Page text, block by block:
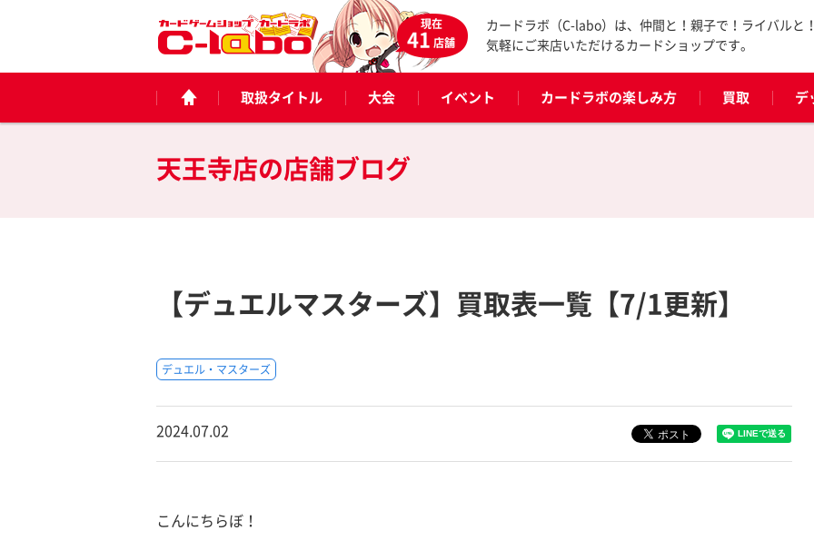
現在
41店舗
カードラボ（C-labo）は、仲間と！親子で！ライバルと
気軽にご来店いただけるカードショップです。
取扱タイトル 大会 イベント カードラボの楽しみ方 買取 デ
天王寺店の店舗ブログ
【デュエルマスターズ】買取表一覧【7/1更新】
デュエル・マスターズ
2024.07.02
こんにちらぼ！